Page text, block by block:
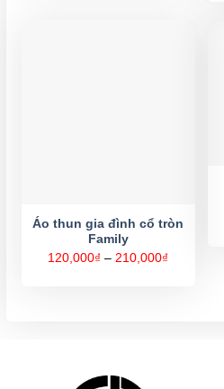
Áo thun gia đình cổ tròn
Family
120,000₫ – 210,000₫